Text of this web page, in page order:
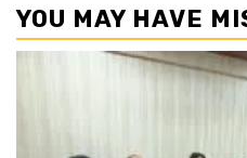
YOU MAY HAVE